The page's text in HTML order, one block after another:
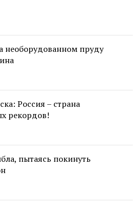
необорудованном пруду
Россия – страна
рекордов!
пытаясь покинуть